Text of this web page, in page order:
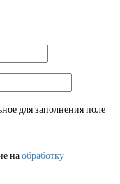
для заполнения поле
наобработку